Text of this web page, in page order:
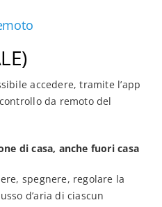
accedere, tramite l’app
da remoto del
di casa, anche fuori casa
spegnere, regolare la
d’aria di ciascun